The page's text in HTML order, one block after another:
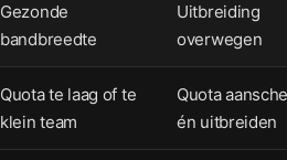
Gezonde
bandbreedte
Uitbreiding
overwegen
Quota te laag of te
klein team
Quota
én uitbreiden